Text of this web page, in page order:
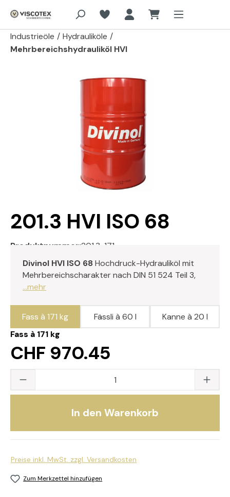
Zum Hauptinhalt springen
Industrieöle / Hydrauliköle /
Mehrbereichshydrauliköl HVI
Bildergalerie überspringen
201.3 HVI ISO 68
Produktnummer:201.3-171
Divinol HVI ISO 68 Hochdruck-Hydrauliköl mit
Mehrbereichscharakter nach DIN 51 524 Teil 3,
...mehr
Fass à 171 kg
CHF 970.45
Fass à 171 kg Fässli à 60 l Kanne à 20 l
Produkt Anzahl: Gib den gewünschten
In den Warenkorb
Preise inkl. MwSt. zzgl. Versandkosten
Zum Merkzettel hinzufügen